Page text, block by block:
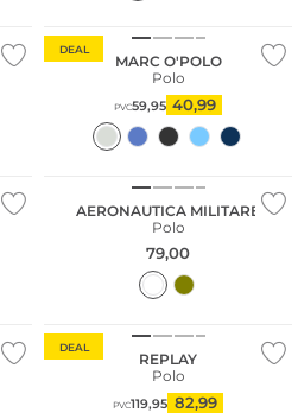
DEAL
MARC O'POLO
Polo
PVC59,95 40,99
AERONAUTICA MILITARE
Polo
79,00
DEAL
REPLAY
Polo
PVC119,95 82,99